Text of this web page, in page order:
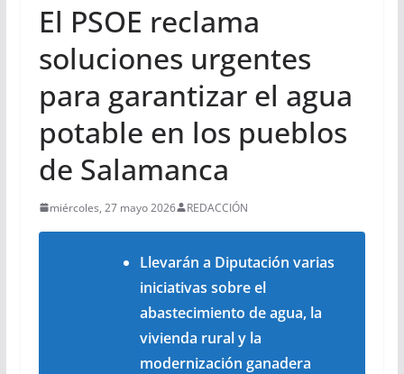
El PSOE reclama
soluciones urgentes
para garantizar el agua
potable en los pueblos
de Salamanca
miércoles, 27 mayo 2026 REDACCIÓN
Llevarán a Diputación varias
iniciativas sobre el
abastecimiento de agua, la
vivienda rural y la
modernización ganadera